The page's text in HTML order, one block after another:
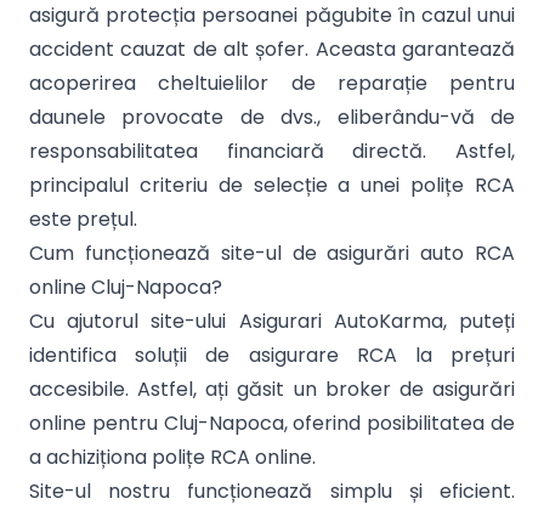
asigură protecția persoanei păgubite în cazul unui
accident cauzat de alt șofer. Aceasta garantează
acoperirea cheltuielilor de reparație pentru
daunele provocate de dvs., eliberându-vă de
responsabilitatea financiară directă. Astfel,
principalul criteriu de selecție a unei polițe RCA
este prețul.
Cum funcționează site-ul de asigurări auto RCA
online Cluj-Napoca?
Cu ajutorul site-ului Asigurari AutoKarma, puteți
identifica soluții de asigurare RCA la prețuri
accesibile. Astfel, ați găsit un broker de asigurări
online pentru Cluj-Napoca, oferind posibilitatea de
a achiziționa polițe RCA online.
Site-ul nostru funcționează simplu și eficient.